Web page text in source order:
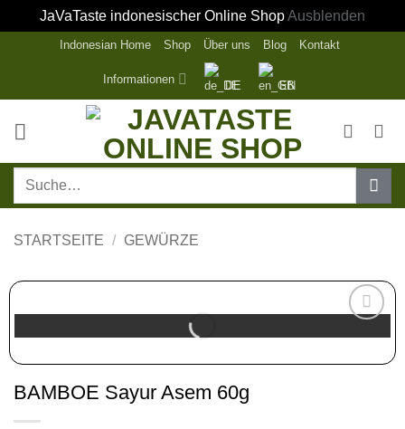
JaVaTaste indonesischer Online ShopAusblenden
Indonesian Home Shop Über uns Blog Kontakt
Informationen DE EN
Suche
STARTSEITE / GEWÜRZE
Zur
hinzufügen
BAMBOE Sayur Asem 60g